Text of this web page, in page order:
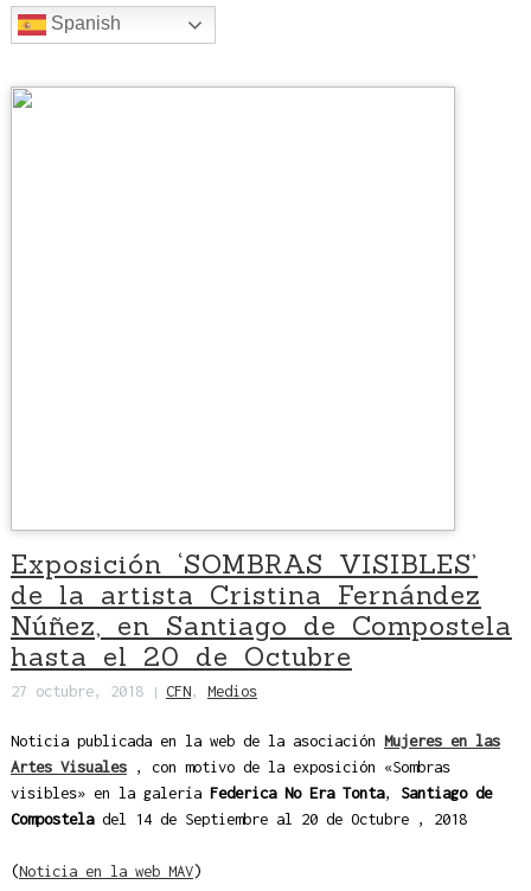
Spanish
Exposición ‘SOMBRAS VISIBLES’
de la artista Cristina Fernández
Núñez, en Santiago de Compostela
hasta el 20 de Octubre
27 octubre, 2018 | CFN, Medios
Noticia publicada en la web de la asociación Mujeres en las
Artes Visuales, con motivo de la exposición «Sombras
visibles» en la galería Federica No Era Tonta, Santiago de
Composteladel 14 de Septiembre al 20 de Octubre , 2018
(Noticia en la web MAV)